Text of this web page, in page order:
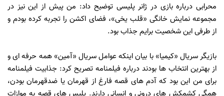
محرابی درباره بازی در ژانر پلیسی توضیح داد: من پیش از این نیز در
مجموعه نمایش خانگی «قلب یخی»، فضای اکشن را تجربه کرده بودم و
از طرفی این شخصیت برایم جذاب بود.
بازیگر سریال «کیمیا» با بیان اینکه عوامل سریال «آمین» همه حرفه ای و
از بهترین انتخاب ها بودند درباره فیلمنامه تصریح کرد: جذابیت فیلمنامه
برای من این بود كه آدم های قصه فارغ از قهرمان یا ضدقهرمان بودن،